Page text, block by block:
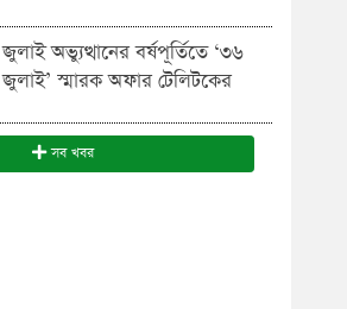
জুলাই অভ্যুত্থানের বর্ষপূর্তিতে ‘৩৬
জুলাই’ স্মারক অফার টেলিটকের
সব খবর